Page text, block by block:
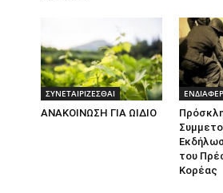
ΣΥΝΕΤΑΙΡΙΖΕΣΘΑΙ
ΑΝΑΚΟΙΝΩΣΗ ΓΙΑ ΩΙΔΙΟ
του
Κορέας